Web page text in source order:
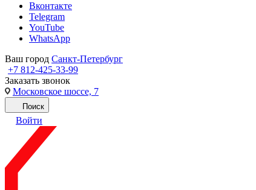
Вконтакте
Telegram
YouTube
WhatsApp
Ваш город Санкт-Петербург
+7 812-425-33-99
Заказать звонок
Московское шоссе, 7
Поиск
Войти